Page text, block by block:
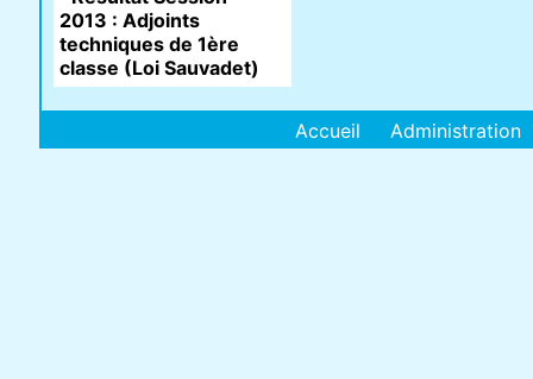
2013 : Adjoints
techniques de 1ère
classe (Loi Sauvadet)
Accueil Administration